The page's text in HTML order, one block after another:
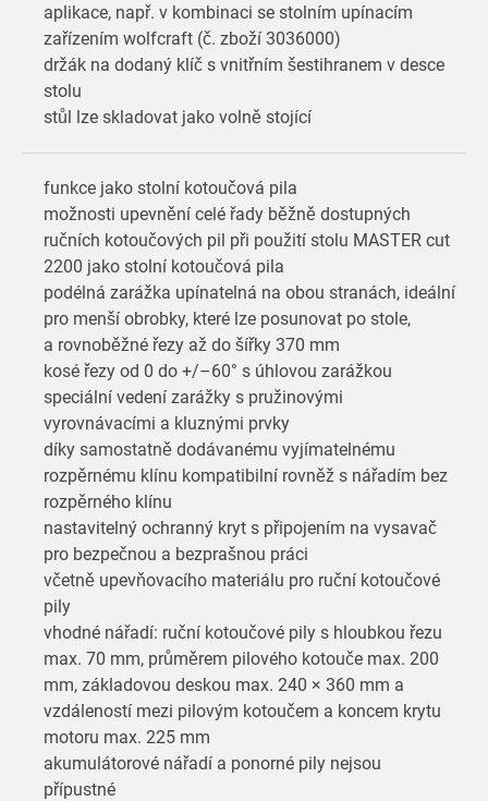
aplikace, např. v kombinaci se stolním upínacím
zařízením wolfcraft (č. zboží 3036000)
držák na dodaný klíč s vnitřním šestihranem v desce
stolu
stůl lze skladovat jako volně stojící
funkce jako stolní kotoučová pila
možnosti upevnění celé řady běžně dostupných
ručních kotoučových pil při použití stolu MASTER cut
2200 jako stolní kotoučová pila
podélná zarážka upínatelná na obou stranách, ideální
pro menší obrobky, které lze posunovat po stole,
a rovnoběžné řezy až do šířky 370 mm
kosé řezy od 0 do +/–60° s úhlovou zarážkou
speciální vedení zarážky s pružinovými
vyrovnávacími a kluznými prvky
díky samostatně dodávanému vyjímatelnému
rozpěrnému klínu kompatibilní rovněž s nářadím bez
rozpěrného klínu
nastavitelný ochranný kryt s připojením na vysavač
pro bezpečnou a bezprašnou práci
včetně upevňovacího materiálu pro ruční kotoučové
pily
vhodné nářadí: ruční kotoučové pily s hloubkou řezu
max. 70 mm, průměrem pilového kotouče max. 200
mm, základovou deskou max. 240 × 360 mm a
vzdáleností mezi pilovým kotoučem a koncem krytu
motoru max. 225 mm
akumulátorové nářadí a ponorné pily nejsou
přípustné